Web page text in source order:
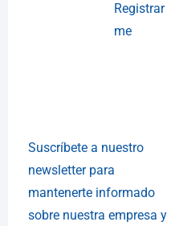
Registrar
me
Suscríbete a nuestro
newsletter para
mantenerte informado
sobre nuestra empresa y